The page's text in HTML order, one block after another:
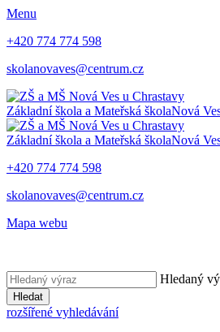
Menu
+420 774 774 598
skolanovaves@centrum.cz
Základní škola a Mateřská školaNová
Základní škola a Mateřská školaNová
+420 774 774 598
skolanovaves@centrum.cz
Mapa webu
Hledaný
Hledat
rozšířené vyhledávání